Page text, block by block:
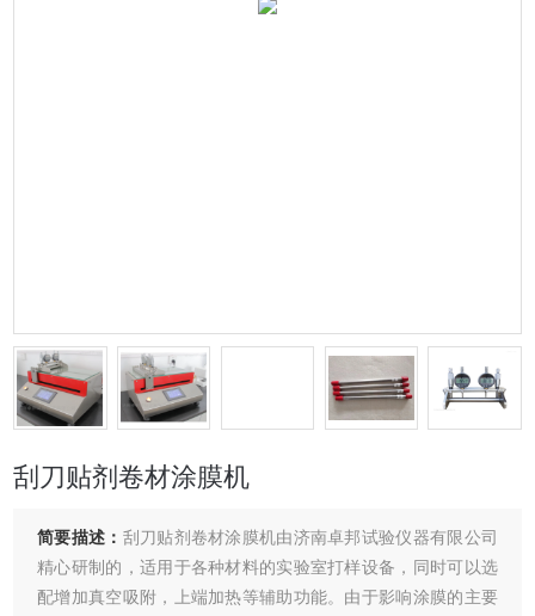
刮刀贴剂卷材涂膜机
简要描述： 刮刀贴剂卷材涂膜机由济南卓邦试验仪器有限公司
精心研制的，适用于各种材料的实验室打样设备，同时可以选
配增加真空吸附，上端加热等辅助功能。由于影响涂膜的主要